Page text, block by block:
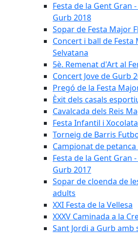
Festa de la Gent Gran
Gurb 2018
Sopar de Festa Major
Concert i ball de Festa
Selvatana
5è. Remenat d'Art al
Concert Jove de Gurb
Pregó de la Festa
Èxit dels casals
Cavalcada dels Reis
Festa Infantil i
Torneig de Barris
Campionat de
Festa de la Gent Gran
Gurb 2017
Sopar de cloenda de
adults
XXI Festa de la Vellesa
XXXV Caminada a la
Sant Jordi a Gurb amb